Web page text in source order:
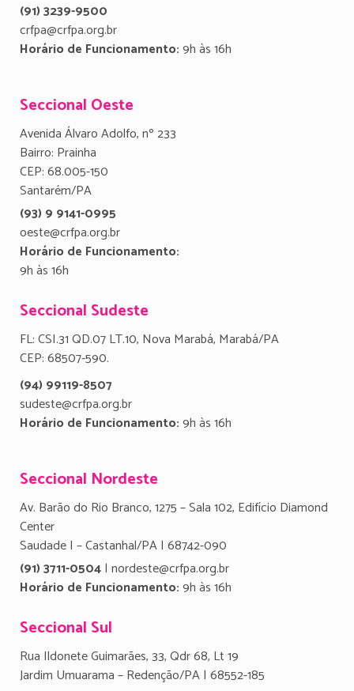
(91) 3239-9500
crfpa@crfpa.org.br
Horário de Funcionamento:9h às 16h
Seccional Oeste
Avenida Álvaro Adolfo, nº 233
Bairro: Prainha
CEP: 68.005-150
Santarém/PA
(93) 9 9141-0995
oeste@crfpa.org.br
Horário de Funcionamento:
9h às 16h
Seccional Sudeste
FL: CSI.31 QD.07 LT.10, Nova Marabá, Marabá/PA
CEP: 68507-590.
(94) 99119-8507
sudeste@crfpa.org.br
Horário de Funcionamento:9h às 16h
Seccional Nordeste
Av. Barão do Rio Branco, 1275 – Sala 102, Edifício Diamond
Center
Saudade I – Castanhal/PA | 68742-090
(91) 3711-0504| nordeste@crfpa.org.br
Horário de Funcionamento:9h às 16h
Seccional Sul
Rua Ildonete Guimarães, 33, Qdr 68, Lt 19
Jardim Umuarama – Redenção/PA | 68552-185